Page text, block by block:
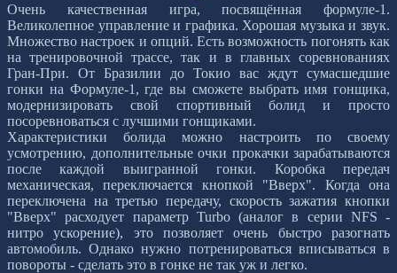
Очень качественная игра, посвящённая формуле-1.
Великолепное управление и графика. Хорошая музыка и звук.
Множество настроек и опций. Есть возможность погонять как
на тренировочной трассе, так и в главных соревнованиях
Гран-При. От Бразилии до Токио вас ждут сумасшедшие
гонки на Формуле-1, где вы сможете выбрать имя гонщика,
модернизировать свой спортивный болид и просто
посоревноваться с лучшими гонщиками.
Характеристики болида можно настроить по своему
усмотрению, дополнительные очки прокачки зарабатываются
после каждой выигранной гонки. Коробка передач
механическая, переключается кнопкой "Вверх". Когда она
переключена на третью передачу, скорость зажатия кнопки
"Вверх" расходует параметр Turbo (аналог в серии NFS -
нитро ускорение), это позволяет очень быстро разогнать
автомобиль. Однако нужно потренироваться вписываться в
повороты - сделать это в гонке не так уж и легко.